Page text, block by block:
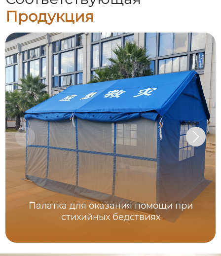
Продукция
Палатка для оказания помощи при
стихийных бедствиях